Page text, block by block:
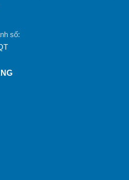
số: